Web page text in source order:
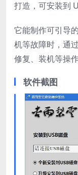
打造，可安装到
它能制作可引导
机等故障时，通
修复、装机等操作
软件截图